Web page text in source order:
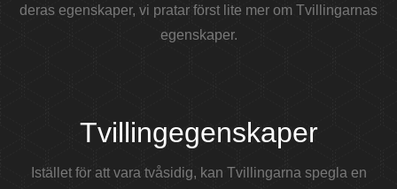
deras egenskaper, vi pratar först lite mer om Tvillingarnas
egenskaper.
Tvillingegenskaper
Istället för att vara tvåsidig, kan Tvillingarna spegla en